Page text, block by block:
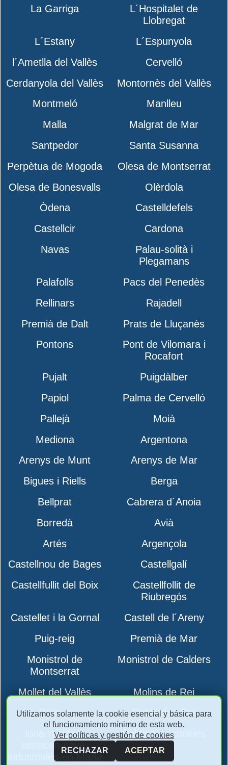
La Garriga
L´Hospitalet de
Llobregat
L´Estany
L´Espunyola
l´Ametlla del Vallès
Cervelló
Cerdanyola del Vallès
Montornès del Vallès
Montmeló
Manlleu
Malla
Malgrat de Mar
Santpedor
Santa Susanna
Perpètua de Mogoda
Olesa de Montserrat
Olesa de Bonesvalls
Olèrdola
Òdena
Castelldefels
Castellcir
Cardona
Navas
Palau-solità i
Plegamans
Palafolls
Pacs del Penedès
Rellinars
Rajadell
Premià de Dalt
Prats de Lluçanès
Pontons
Pont de Vilomara i
Rocafort
Pujalt
Puigdàlber
Papiol
Palma de Cervelló
Pallejà
Moià
Mediona
Argentona
Arenys de Munt
Arenys de Mar
Bigues i Riells
Berga
Bellprat
Cabrera d´Anoia
Borredà
Avià
Artés
Argençola
Castellnou de Bages
Castellgalí
Castellfullit del Boix
Castellfollit de
Riubregós
Castellet i la Gornal
Castell de l´Areny
Puig-reig
Premià de Mar
Monistrol de
Montserrat
Monistrol de Calders
Mollet del Vallès
Molins de Rei
Polinyà
Pobla de Lillet
lona-rapidas-
almacen-nave-
industriales-en Maria
Políticas y cookies
Utilizamos solamente la cookie esencial y básica para
el funcionamiento mínimo de esta web.
Ver políticas y gestión de cookies
RECHAZAR
ACEPTAR